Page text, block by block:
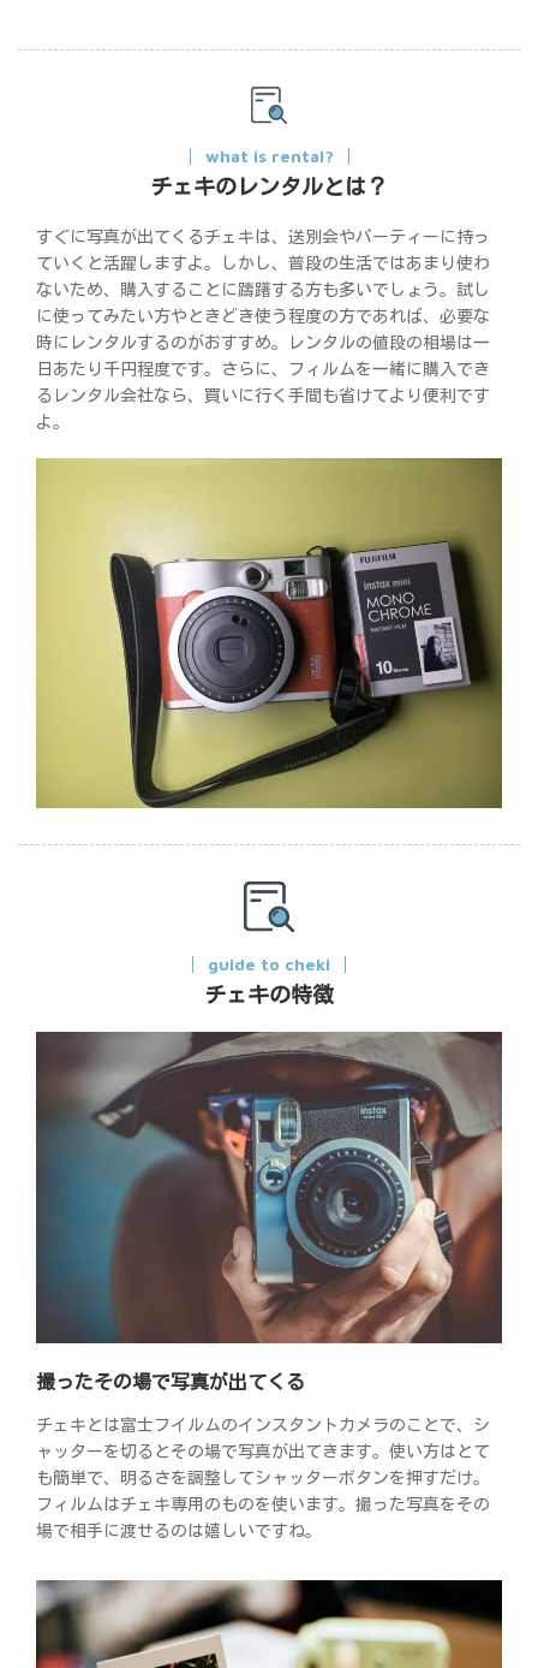
what is rental?
チェキのレンタルとは？
すぐに写真が出てくるチェキは、送別会やパーティーに持っ
ていくと活躍しますよ。しかし、普段の生活ではあまり使わ
ないため、購入することに躊躇する方も多いでしょう。試し
に使ってみたい方やときどき使う程度の方であれば、必要な
時にレンタルするのがおすすめ。レンタルの値段の相場は一
日あたり千円程度です。さらに、フィルムを一緒に購入でき
るレンタル会社なら、買いに行く手間も省けてより便利です
よ。
guide to cheki
チェキの特徴
撮ったその場で写真が出てくる
チェキとは富士フイルムのインスタントカメラのことで、シ
ャッターを切るとその場で写真が出てきます。使い方はとて
も簡単で、明るさを調整してシャッターボタンを押すだけ。
フィルムはチェキ専用のものを使います。撮った写真をその
場で相手に渡せるのは嬉しいですね。